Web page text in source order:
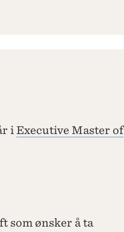
i Executive Master of
som ønsker å ta